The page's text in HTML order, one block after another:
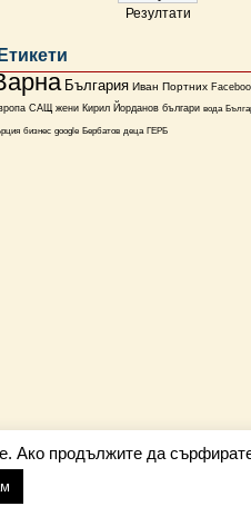
Резултати
Етикети
България Иван Портних
САЩ жени Кирил Йорданов българи вода
бизнес google Бербатов деца ГЕРБ
Ако продължите да